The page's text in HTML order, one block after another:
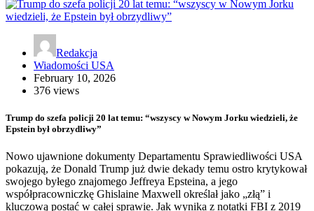
Redakcja
Wiadomości USA
February 10, 2026
376 views
Trump do szefa policji 20 lat temu: “wszyscy w Nowym Jorku wiedzieli, że
Epstein był obrzydliwy”
Nowo ujawnione dokumenty Departamentu Sprawiedliwości USA
pokazują, że Donald Trump już dwie dekady temu ostro krytykował
swojego byłego znajomego Jeffreya Epsteina, a jego
współpracowniczkę Ghislaine Maxwell określał jako „złą” i
kluczową postać w całej sprawie. Jak wynika z notatki FBI z 2019